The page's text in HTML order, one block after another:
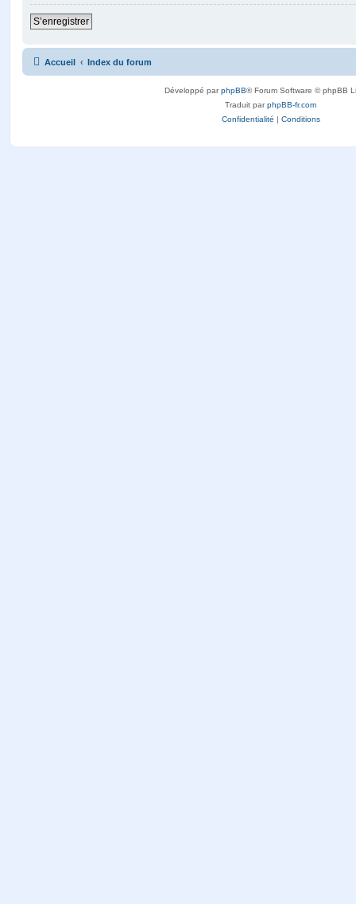
S’enregistrer
Accueil Index du forum
Développé parphpBB® Forum Software © phpBB
Traduit parphpBB-fr.com
Confidentialité | Conditions